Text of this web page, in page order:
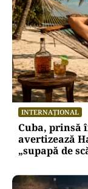
INTERNAȚIONAL
Cuba, prinsă
avertizează
„supapă de